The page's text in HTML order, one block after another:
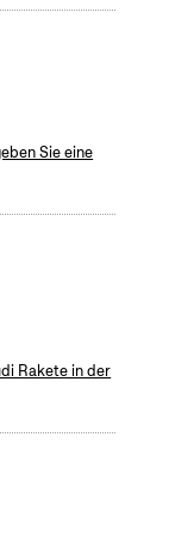
Sie eine
Rakete in der